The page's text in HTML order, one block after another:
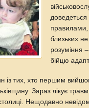
правилами,
близьких
розуміння
бійцю
із тих, хто першим
Зараз лікує
Нещодавно